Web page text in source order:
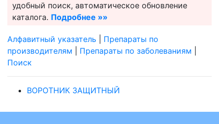
удобный поиск, автоматическое обновление
каталога. Подробнее »»
Алфавитный указатель
Препараты по
производителям
Препараты по заболеваниям
Поиск
ВОРОТНИК ЗАЩИТНЫЙ